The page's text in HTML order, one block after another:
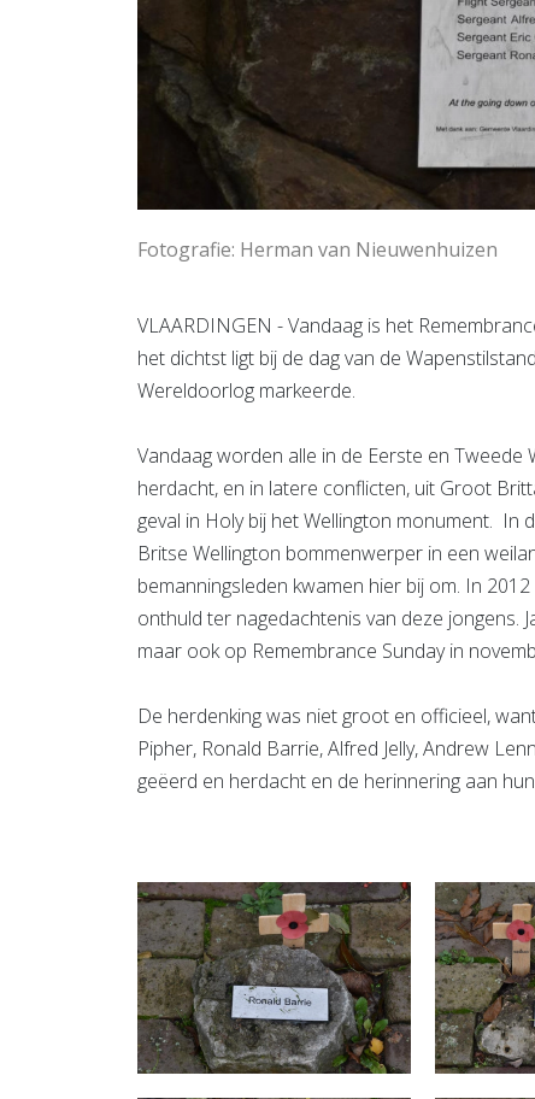
Fotografie: Herman van Nieuwenhuizen
VLAARDINGEN - Vandaag is het
het dichtst ligt bij de dag van de
Wereldoorlog markeerde.
Vandaag worden alle in de Eerste en
herdacht, en in latere conflicten, uit Groot
geval in Holy bij het Wellington monument. In
Britse Wellington bommenwerper in een
bemanningsleden kwamen hier bij om. In
onthuld ter nagedachtenis van deze jongens.
maar ook op Remembrance Sunday in
De herdenking was niet groot en officieel,
Pipher, Ronald Barrie, Alfred Jelly, Andrew
geëerd en herdacht en de herinnering aan